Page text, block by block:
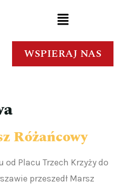
WSPIERAJ NAS
Różańcowy
Placu Trzech Krzyży do
przeszedł Marsz